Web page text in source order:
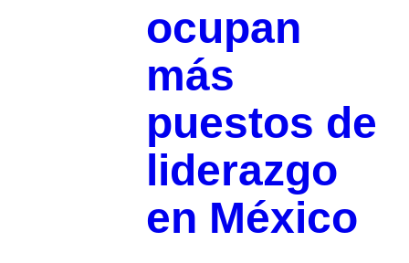
ocupan
más
puestos de
liderazgo
en México